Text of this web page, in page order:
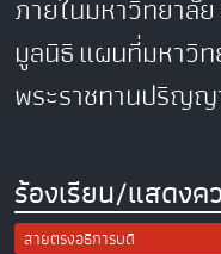
ภายในมหาวิทยาลัย
มูลนิธิแผนที่มหาวิ
พระราชทานปริญ
ร้องเรียน/แสดงค
สายตรงอธิการบดี